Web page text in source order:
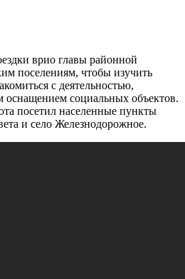
врио главы районной
поселениям, чтобы изучить
с деятельностью,
оснащением социальных объектов.
посетил населенные пункты
и село Железнодорожное.